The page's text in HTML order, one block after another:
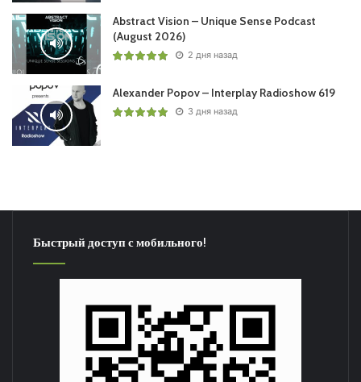
Abstract Vision – Unique Sense Podcast
(August 2026)
2 дня назад
Alexander Popov – Interplay Radioshow 619
3 дня назад
Быстрый доступ с мобильного!